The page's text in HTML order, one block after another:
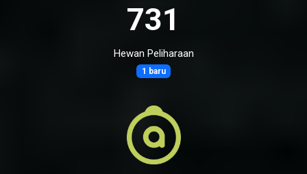
731
Hewan Peliharaan
1 baru